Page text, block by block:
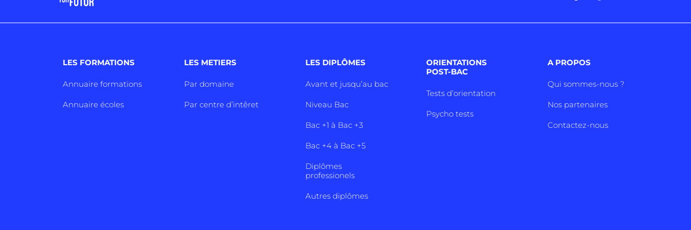
LES FORMATIONS
Annuaire formations
Annuaire écoles
LES METIERS
Par domaine
Par centre d’intêret
LES DIPLÔMES
Avant et jusqu’au bac
Niveau Bac
Bac +1 à Bac +3
Bac +4 à Bac +5
Diplômes
professionels
Autres diplômes
ORIENTATIONS
POST-BAC
Tests d’orientation
Psycho tests
A PROPOS
Qui sommes-nous ?
Nos partenaires
Contactez-nous